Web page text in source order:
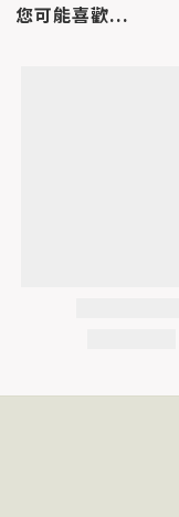
您可能喜歡...